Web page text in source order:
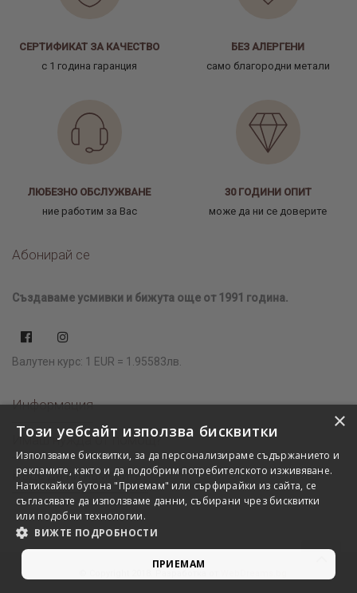
СЕРТИФИКАТ ЗА КАЧЕСТВО
с 1 година гаранция
БЕЗ АЛЕРГЕНИ
само благородни метали
ЛЮБЕЗНО ОБСЛУЖВАНЕ
ние работим за Вас
30 ГОДИНИ ОПИТ
може да ни се доверите
Абонирай се
Създаваме усмивки и бижута още от 1991 година.
Валутен курс: 1 EUR = 1.95583лв.
Информация
Имаш нужда от помощ?
Къде да ни намерите?
×
Този уебсайт използва бисквитки
Използваме бисквитки, за да персонализираме съдържанието и
рекламите, както и да подобрим потребителското изживяване.
Натискайки бутона "Приемам" или сърфирайки из сайта, се
съгласявате да използваме данни, събирани чрез бисквитки
или подобни технологии.
ВИЖТЕ ПОДРОБНОСТИ
ПРИЕМАМ